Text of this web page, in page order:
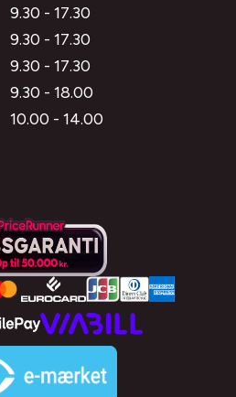
9.30 - 17.30
9.30 - 17.30
9.30 - 17.30
9.30 - 18.00
10.00 - 14.00